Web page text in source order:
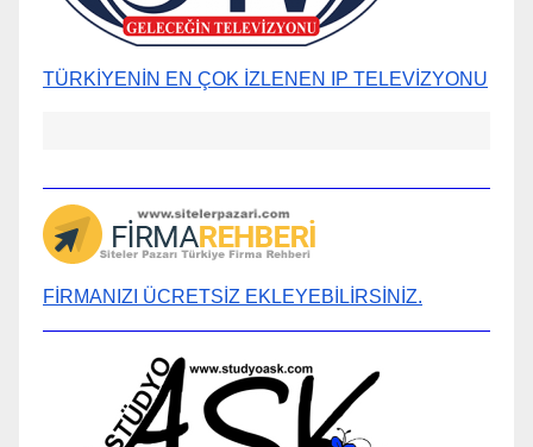
TÜRKİYENİN EN ÇOK İZLENEN IP TELEVİZYONU
FİRMANIZI ÜCRETSİZ EKLEYEBİLİRSİNİZ.